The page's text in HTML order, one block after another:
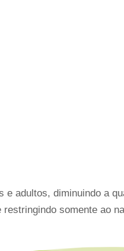
adultos, diminuindo a
somente ao